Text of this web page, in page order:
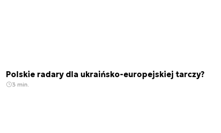
Polskie radary dla ukraińsko-europejskiej tarczy?
3 min.